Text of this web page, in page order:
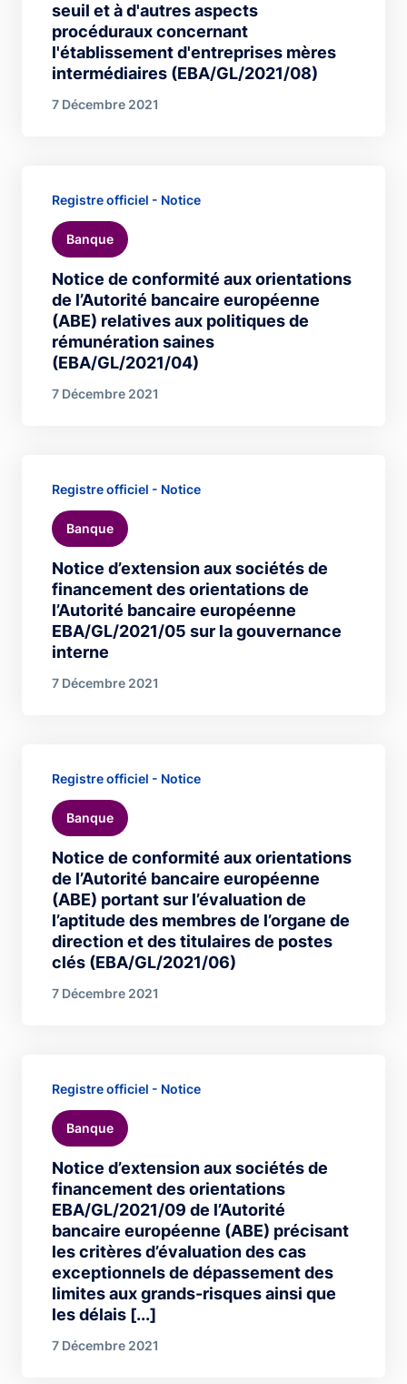
seuil et à d'autres aspects
procéduraux concernant
l'établissement d'entreprises mères
intermédiaires (EBA/GL/2021/08)
7 Décembre 2021
Notice de conformité aux orientations
de l’Autorité bancaire européenne
(ABE) relatives aux politiques de
rémunération saines
(EBA/GL/2021/04)
Registre officiel - Notice
Banque
7 Décembre 2021
Notice d’extension aux sociétés de
financement des orientations de
l’Autorité bancaire européenne
EBA/GL/2021/05 sur la gouvernance
interne
Registre officiel - Notice
Banque
7 Décembre 2021
Notice de conformité aux orientations
de l’Autorité bancaire européenne
(ABE) portant sur l’évaluation de
l’aptitude des membres de l’organe de
direction et des titulaires de postes
clés (EBA/GL/2021/06)
Registre officiel - Notice
Banque
7 Décembre 2021
Notice d’extension aux sociétés de
financement des orientations
EBA/GL/2021/09 de l’Autorité
bancaire européenne (ABE) précisant
les critères d’évaluation des cas
exceptionnels de dépassement des
limites aux grands-risques ainsi que
les délais [...]
Registre officiel - Notice
Banque
7 Décembre 2021